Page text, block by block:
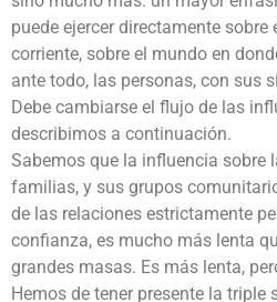
puede ejercer directamente sobre
corriente, sobre el mundo en
ante todo, las personas, con sus
Debe cambiarse el flujo de las
describimos a continuación.
Sabemos que la influencia sobre
familias, y sus grupos
de las relaciones estrictamente
confianza, es mucho más lenta
grandes masas. Es más lenta,
Hemos de tener presente la triple